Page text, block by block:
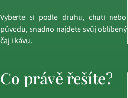
Vyberte si podle druhu, chuti nebo
původu, snadno najdete svůj oblíbený
čaj i kávu.
Co právě řešíte?